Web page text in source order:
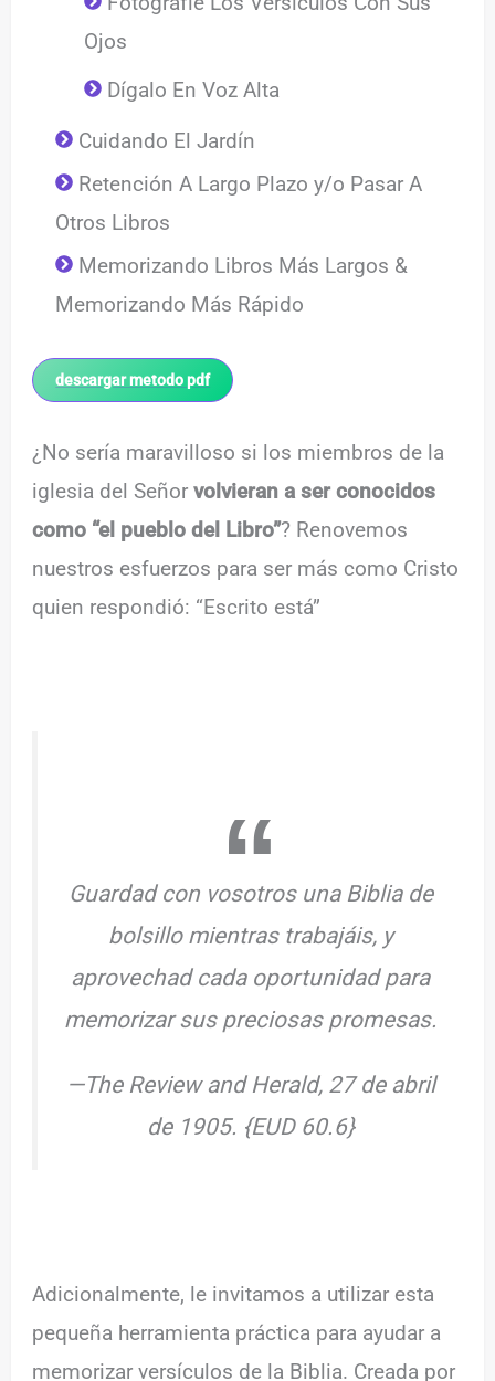
Ojos
Dígalo En Voz Alta
Cuidando El Jardín
Retención A Largo Plazo y/o Pasar A
Otros Libros
Memorizando Libros Más Largos &
Memorizando Más Rápido
descargar metodo pdf
¿No sería maravilloso si los miembros de la
iglesia del Señorvolvieran a ser conocidos
como “el pueblo del Libro”? Renovemos
nuestros esfuerzos para ser más como Cristo
quien respondió: “Escrito está”
Guardad con vosotros una Biblia de
bolsillo mientras trabajáis, y
aprovechad cada oportunidad para
memorizar sus preciosas promesas.
—The Review and Herald, 27 de abril
de 1905. {EUD 60.6}
Adicionalmente, le invitamos a utilizar esta
pequeña herramienta práctica para ayudar a
memorizar versículos de la Biblia. Creada por